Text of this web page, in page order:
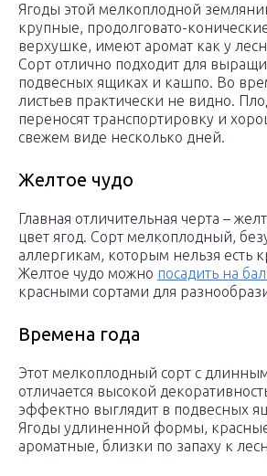
Ягоды этой мелкоплодной
крупные, продолговато-
верхушке, имеют аромат как у
Сорт отлично подходит для
подвесных ящиках и кашпо. Во
листьев практически не видно.
переносят транспортировку и
свежем виде несколько дней.
Желтое чудо
Главная отличительная черта –
цвет ягод. Сорт мелкоплодный,
аллергикам, которым нельзя есть
Желтое чудо можно посадить на
красными сортами для
Времена года
Этот мелкоплодный сорт с
отличается высокой
эффектно выглядит в подвесных
Ягоды удлиненной формы,
ароматные, близки по запаху к